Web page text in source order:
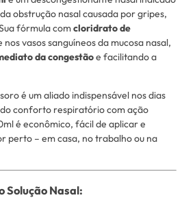
obstrução nasal causada por gripes,
fórmula comcloridrato de
vasos sanguíneos da mucosa nasal,
da congestãoe facilitando a
é um aliado indispensável nos dias
conforto respiratório com ação
é econômico, fácil de aplicar e
perto – em casa, no trabalho ou na
Solução Nasal: